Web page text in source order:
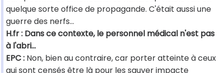
quelque sorte office de propagande. C'était aussi une
guerre des nerfs…
H.fr : Dans ce contexte, le personnel médical n'est pas
à l'abri…
EPC : Non, bien au contraire, car porter atteinte à ceux
qui sont censés être là pour les sauver impacte